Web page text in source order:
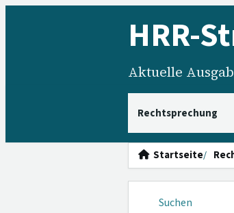
HRR-
Aktuelle
Startseite
Suchen